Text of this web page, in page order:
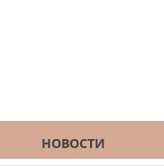
НОВОСТИ